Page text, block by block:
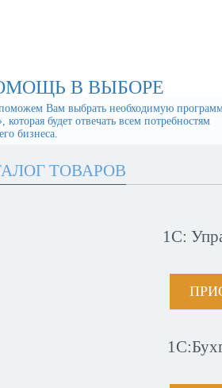
В ВЫБОРЕ
Вам выбрать необходимую
которая будет отвечать всем потребностям
бизнеса.
ТОВАРОВ
1С: